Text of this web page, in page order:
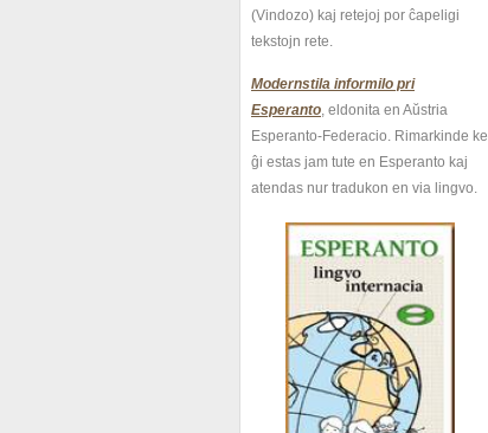
(Vindozo) kaj retejoj por ĉapeligi
tekstojn rete.
Modernstila informilo pri
Esperanto , eldonita en Aŭstria
Esperanto-Federacio. Rimarkinde ke
ĝi estas jam tute en Esperanto kaj
atendas nur tradukon en via lingvo.